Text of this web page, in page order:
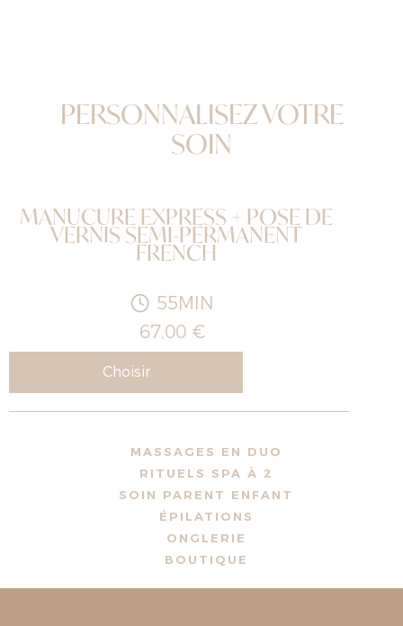
PERSONNALISEZ VOTRE
SOIN
MANUCURE EXPRESS + POSE DE
VERNIS SEMI-PERMANENT
FRENCH
55MIN
67,00 €
Choisir
MASSAGES EN DUO
RITUELS SPA À 2
SOIN PARENT ENFANT
ÉPILATIONS
ONGLERIE
BOUTIQUE